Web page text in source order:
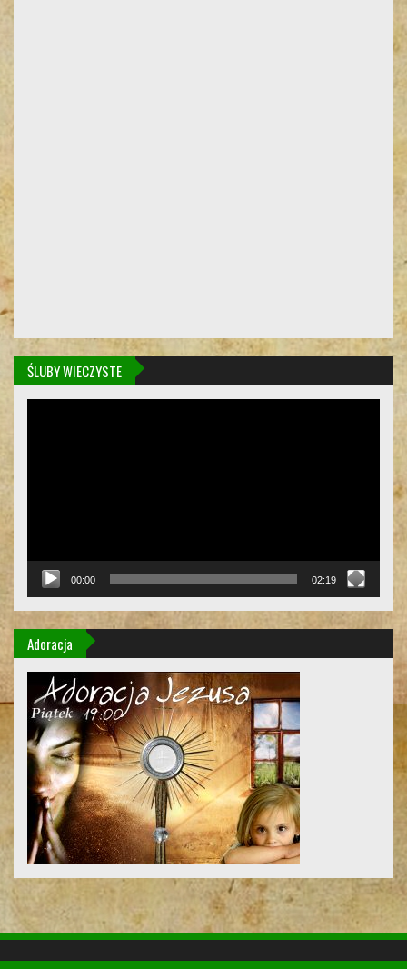
ŚLUBY WIECZYSTE
00:00 02:19
Adoracja